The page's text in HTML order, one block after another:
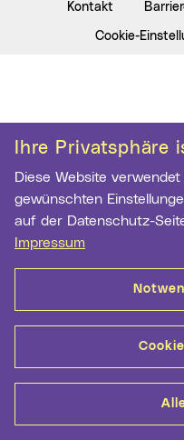
Ihre Privatsphäre
Diese Website verwendet Cookies. Bitte wählen Sie Ihre
gewünschten
auf der Datenschutz-
Impressum
Kontakt
Cookie-